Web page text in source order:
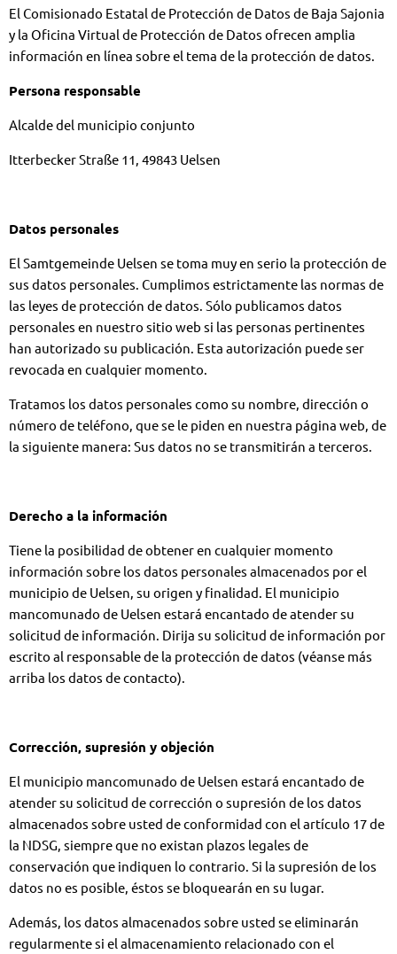
El Comisionado Estatal de Protección de Datos de Baja Sajonia
y la Oficina Virtual de Protección de Datos ofrecen amplia
información en línea sobre el tema de la protección de datos.
Persona responsable
Alcalde del municipio conjunto
Itterbecker Straße 11, 49843 Uelsen
Datos personales
El Samtgemeinde Uelsen se toma muy en serio la protección de
sus datos personales. Cumplimos estrictamente las normas de
las leyes de protección de datos. Sólo publicamos datos
personales en nuestro sitio web si las personas pertinentes
han autorizado su publicación. Esta autorización puede ser
revocada en cualquier momento.
Tratamos los datos personales como su nombre, dirección o
número de teléfono, que se le piden en nuestra página web, de
la siguiente manera: Sus datos no se transmitirán a terceros.
Derecho a la información
Tiene la posibilidad de obtener en cualquier momento
información sobre los datos personales almacenados por el
municipio de Uelsen, su origen y finalidad. El municipio
mancomunado de Uelsen estará encantado de atender su
solicitud de información. Dirija su solicitud de información por
escrito al responsable de la protección de datos (véanse más
arriba los datos de contacto).
Corrección, supresión y objeción
El municipio mancomunado de Uelsen estará encantado de
atender su solicitud de corrección o supresión de los datos
almacenados sobre usted de conformidad con el artículo 17 de
la NDSG, siempre que no existan plazos legales de
conservación que indiquen lo contrario. Si la supresión de los
datos no es posible, éstos se bloquearán en su lugar.
Además, los datos almacenados sobre usted se eliminarán
regularmente si el almacenamiento relacionado con el